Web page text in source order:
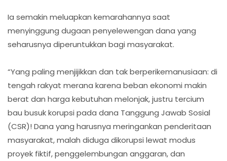
Ia semakin meluapkan kemarahannya saat
menyinggung dugaan penyelewengan dana yang
seharusnya diperuntukkan bagi masyarakat.
“Yang paling menjijikkan dan tak berperikemanusiaan: di
tengah rakyat merana karena beban ekonomi makin
berat dan harga kebutuhan melonjak, justru tercium
bau busuk korupsi pada dana Tanggung Jawab Sosial
(CSR)! Dana yang harusnya meringankan penderitaan
masyarakat, malah diduga dikorupsi lewat modus
proyek fiktif, penggelembungan anggaran, dan